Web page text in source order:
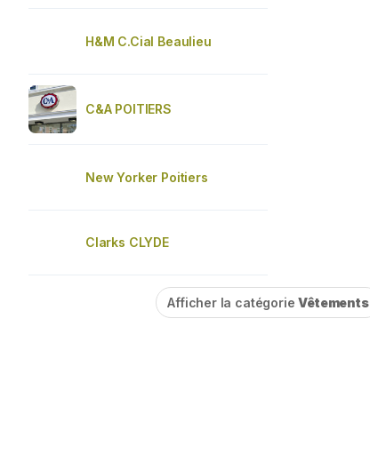
H&M C.Cial Beaulieu
C&A POITIERS
New Yorker Poitiers
Clarks CLYDE
Afficher la catégorieVêtements